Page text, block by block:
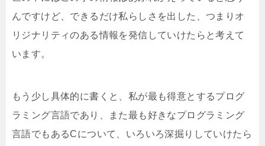
んですけど、できるだけ私らしさを出した、つまりオ
リジナリティのある情報を発信していけたらと考えて
います。
もう少し具体的に書くと、私が最も得意とするプログ
ラミング言語であり、また最も好きなプログラミング
言語でもあるCについて、いろいろ深掘りしていけたら